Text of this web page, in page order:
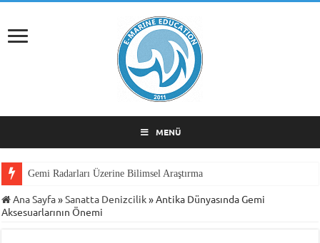
MENÜ
Gemi Radarları Üzerine Bilimsel Araştırma
Ana Sayfa»Sanatta Denizcilik»Antika Dünyasında Gemi
Aksesuarlarının Önemi